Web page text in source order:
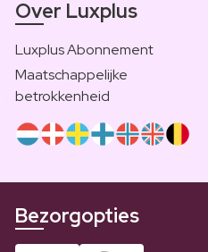
Over Luxplus
Luxplus Abonnement
Maatschappelijke
betrokkenheid
Bezorgopties